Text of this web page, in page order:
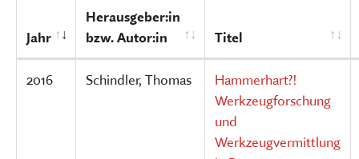
Jahr
Herausgeber:in
bzw. Autor:in
Titel
2016 Schindler, Thomas
Hammerhart?!
Werkzeugforschung
und
Werkzeugvermittlung